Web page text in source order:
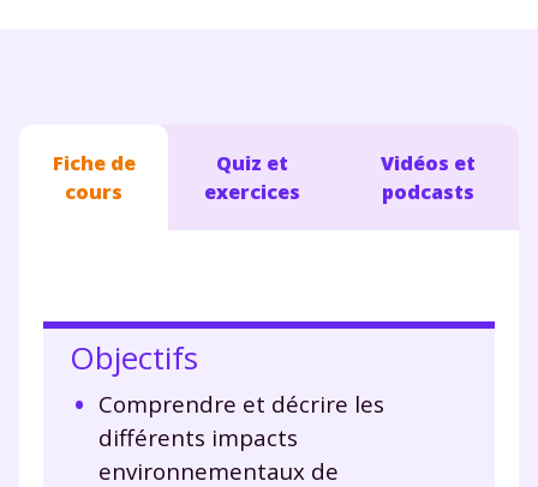
Fiche de
cours
Quiz et
exercices
Vidéos et
podcasts
Objectifs
Comprendre et décrire les
différents impacts
environnementaux de